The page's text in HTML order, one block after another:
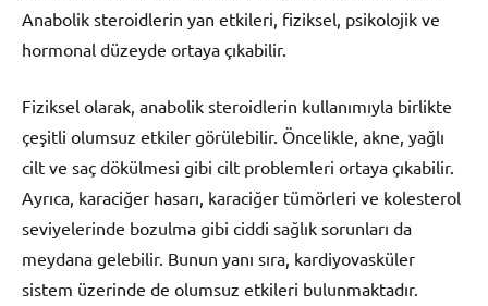
Anabolik steroidlerin yan etkileri, fiziksel, psikolojik ve
hormonal düzeyde ortaya çıkabilir.
Fiziksel olarak, anabolik steroidlerin kullanımıyla birlikte
çeşitli olumsuz etkiler görülebilir. Öncelikle, akne, yağlı
cilt ve saç dökülmesi gibi cilt problemleri ortaya çıkabilir.
Ayrıca, karaciğer hasarı, karaciğer tümörleri ve kolesterol
seviyelerinde bozulma gibi ciddi sağlık sorunları da
meydana gelebilir. Bunun yanı sıra, kardiyovasküler
sistem üzerinde de olumsuz etkileri bulunmaktadır.